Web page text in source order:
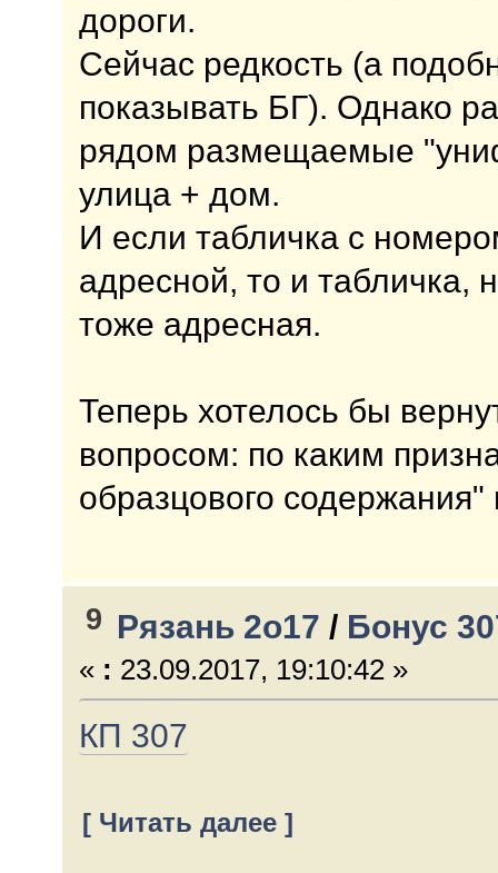
дороги.
Сейчас редкость (а
показывать БГ). Однако
рядом размещаемые
улица + дом.
И если табличка с
адресной, то и табличка,
тоже адресная.
Теперь хотелось бы
вопросом: по каким
образцового
9 Рязань 2о17 / Бонус
« : 23.09.2017, 19:10:42 »
КП 307
[ Читать далее ]